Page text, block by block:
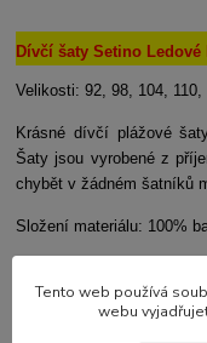
Dívčí šaty Setino
Velikosti: 92, 98, 104, 110,
Krásné dívčí plážové
Šaty jsou vyrobené z
chybět v žádném šatníků
Složení materiálu: 100%
Údržba: Prát v pračce při
nebělit, žehlit při teplotě
Tento web používá
webu